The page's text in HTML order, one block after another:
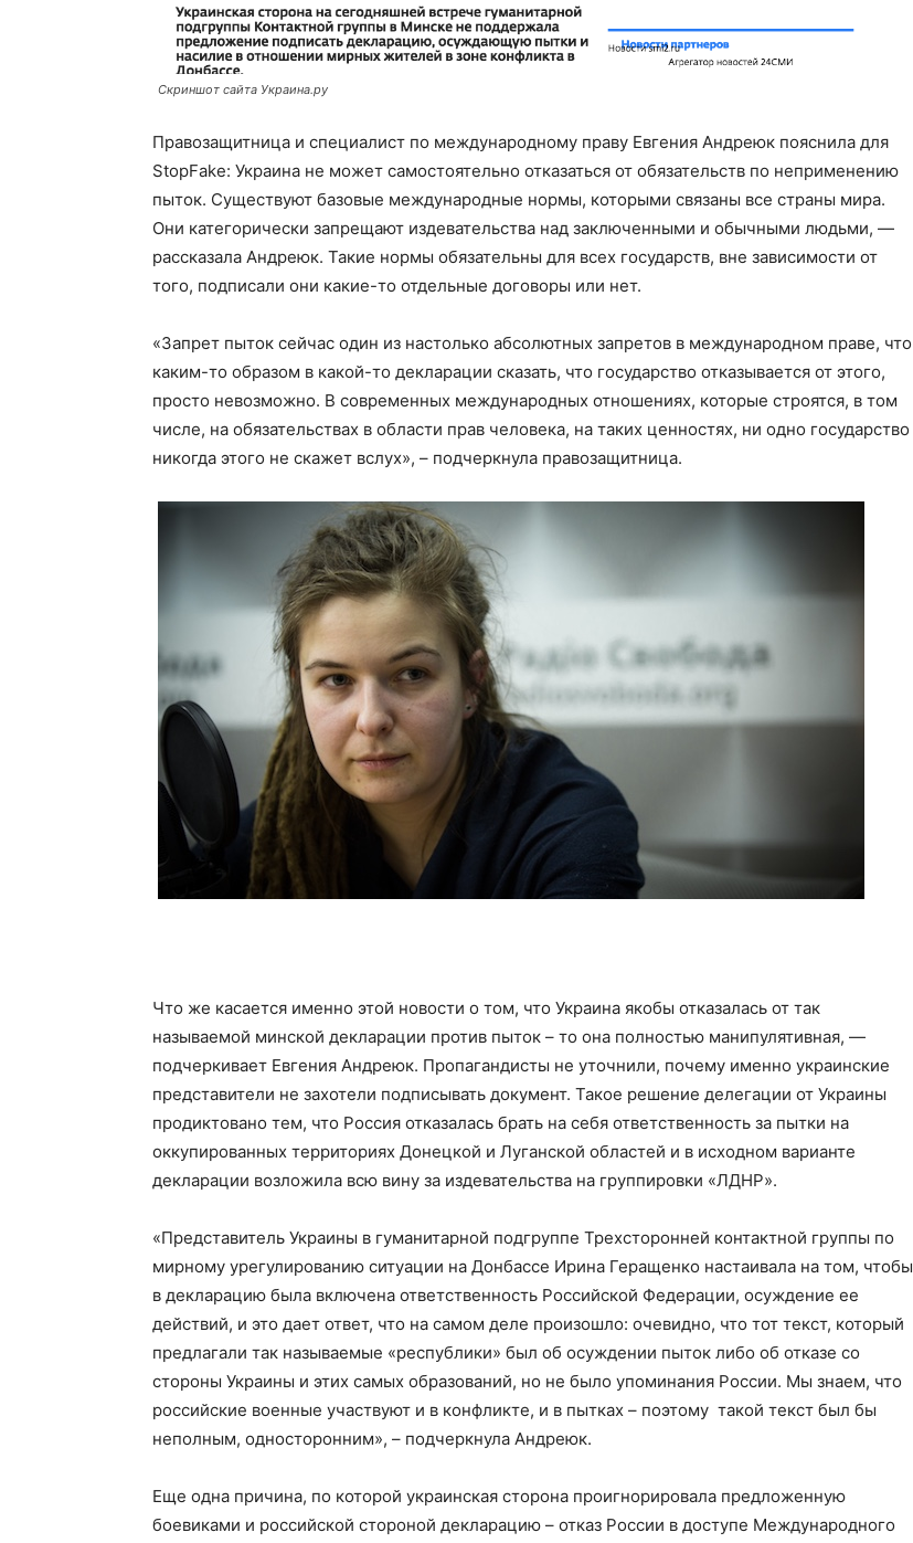
Скриншот сайта Украина.ру
Правозащитница и специалист по международному праву Евгения Андреюк пояснила для
StopFake: Украина не может самостоятельно отказаться от обязательств по неприменению
пыток. Существуют базовые международные нормы, которыми связаны все страны мира.
Они категорически запрещают издевательства над заключенными и обычными людьми, —
рассказала Андреюк. Такие нормы обязательны для всех государств, вне зависимости от
того, подписали они какие-то отдельные договоры или нет.
«Запрет пыток сейчас один из настолько абсолютных запретов в международном праве, что
каким-то образом в какой-то декларации сказать, что государство отказывается от этого,
просто невозможно. В современных международных отношениях, которые строятся, в том
числе, на обязательствах в области прав человека, на таких ценностях, ни одно государство
никогда этого не скажет вслух», – подчеркнула правозащитница.
Что же касается именно этой новости о том, что Украина якобы отказалась от так
называемой минской декларации против пыток – то она полностью манипулятивная, —
подчеркивает Евгения Андреюк. Пропагандисты не уточнили, почему именно украинские
представители не захотели подписывать документ. Такое решение делегации от Украины
продиктовано тем, что Россия отказалась брать на себя ответственность за пытки на
оккупированных территориях Донецкой и Луганской областей и в исходном варианте
декларации возложила всю вину за издевательства на группировки «ЛДНР».
«Представитель Украины в гуманитарной подгруппе Трехсторонней контактной группы по
мирному урегулированию ситуации на Донбассе Ирина Геращенко настаивала на том, чтобы
в декларацию была включена ответственность Российской Федерации, осуждение ее
действий, и это дает ответ, что на самом деле произошло: очевидно, что тот текст, который
предлагали так называемые «республики» был об осуждении пыток либо об отказе со
стороны Украины и этих самых образований, но не было упоминания России. Мы знаем, что
российские военные участвуют и в конфликте, и в пытках – поэтому такой текст был бы
неполным, односторонним», – подчеркнула Андреюк.
Еще одна причина, по которой украинская сторона проигнорировала предложенную
боевиками и российской стороной декларацию – отказ России в доступе Международного